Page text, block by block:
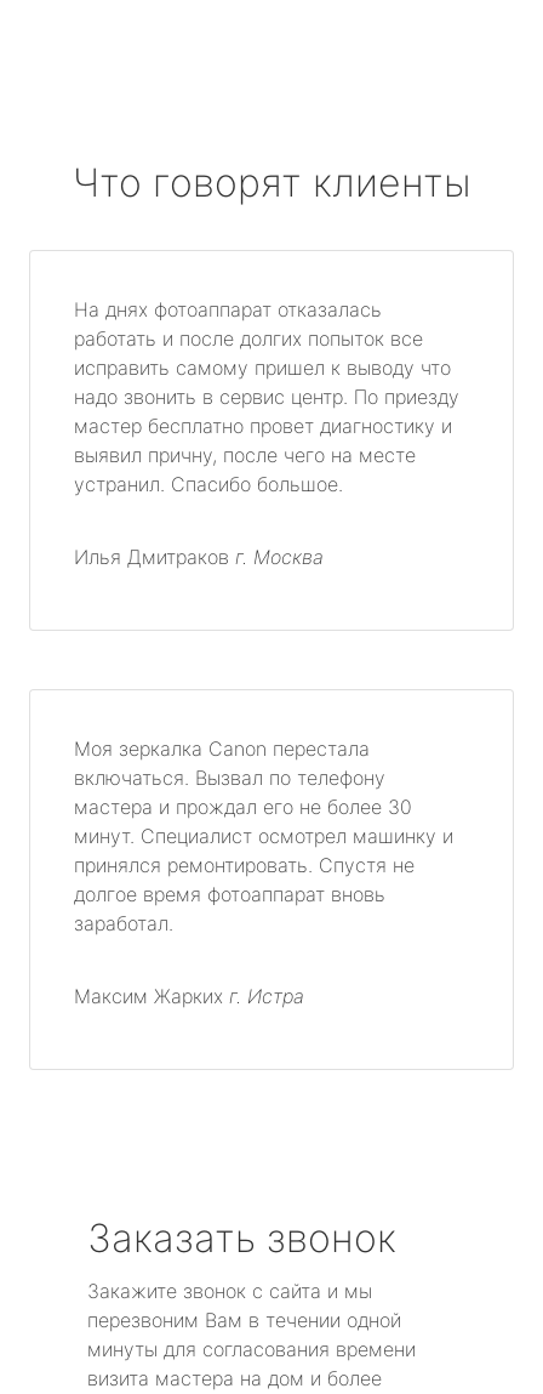
Что говорят клиенты
На днях фотоаппарат отказалась
работать и после долгих попыток все
исправить самому пришел к выводу что
надо звонить в сервис центр. По приезду
мастер бесплатно провет диагностику и
выявил причну, после чего на месте
устранил. Спасибо большое.
Илья Дмитраков г. Москва
Моя зеркалка Canon перестала
включаться. Вызвал по телефону
мастера и прождал его не более 30
минут. Специалист осмотрел машинку и
принялся ремонтировать. Спустя не
долгое время фотоаппарат вновь
заработал.
Максим Жарких г. Истра
Заказать звонок
Закажите звонок с сайта и мы
перезвоним Вам в течении одной
минуты для согласования времени
визита мастера на дом и более